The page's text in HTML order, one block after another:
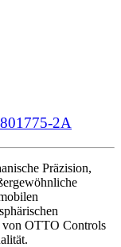
2A
Präzision,
von OTTO Controls